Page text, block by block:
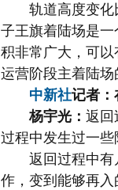
轨道高度变化比
子王旗着陆场是
积非常广大，可
运营阶段主着陆场
中新社记者：
杨宇光： 返回
过程中发生过一些
返回过程中有几
作，变到能够再入